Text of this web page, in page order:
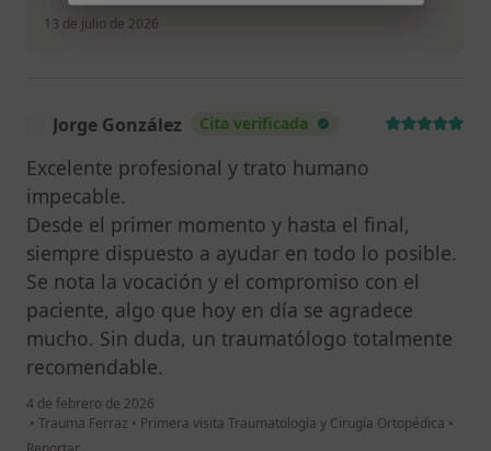
13 de julio de 2026
Jorge González Cita verificada
Excelente profesional y trato humano
impecable.
Desde el primer momento y hasta el final,
siempre dispuesto a ayudar en todo lo posible.
Se nota la vocación y el compromiso con el
paciente, algo que hoy en día se agradece
mucho. Sin duda, un traumatólogo totalmente
recomendable.
4 de febrero de 2026
• Trauma Ferraz • Primera visita Traumatología y Cirugía Ortopédica •
en opinión del usuario Jorge González